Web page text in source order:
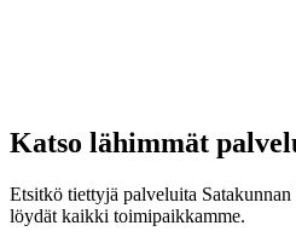
Katso lähimmät
Etsitkö tiettyjä palveluita Satakunnan
löydät kaikki toimipaikkamme.